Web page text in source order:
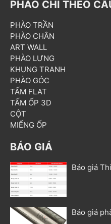
PHÀO CHỈ THEO
PHÀO TRẦN
PHÀO CHÂN
ART WALL
PHÀO LƯNG
KHUNG TRANH
PHÀO GÓC
TẤM FLAT
TẤM ỐP 3D
CỘT
MIẾNG ỐP
BÁO GIÁ
Báo giá
Báo giá